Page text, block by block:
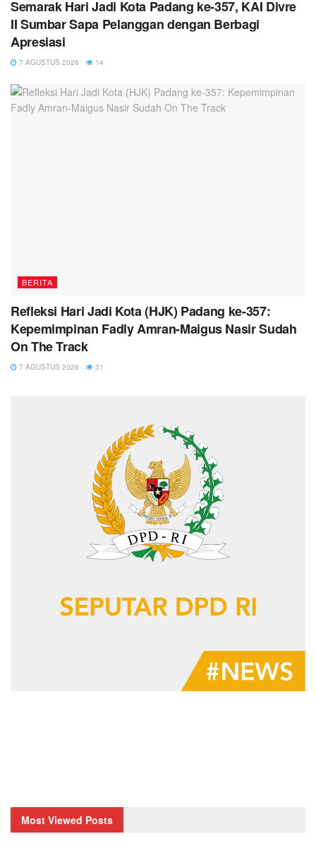
Semarak Hari Jadi Kota Padang ke-357, KAI Divre
II Sumbar Sapa Pelanggan dengan Berbagi
Apresiasi
7 AGUSTUS 2026 14
BERITA
Refleksi Hari Jadi Kota (HJK) Padang ke-357:
Kepemimpinan Fadly Amran-Maigus Nasir Sudah
On The Track
7 AGUSTUS 2026 31
Most Viewed Posts